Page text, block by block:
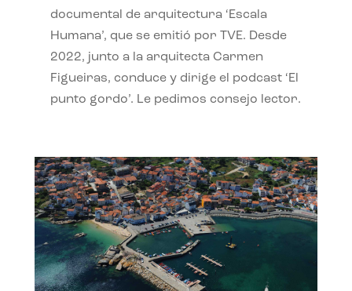
documental de arquitectura ‘Escala
Humana’, que se emitió por TVE. Desde
2022, junto a la arquitecta Carmen
Figueiras, conduce y dirige el podcast ‘El
punto gordo’. Le pedimos consejo lector.